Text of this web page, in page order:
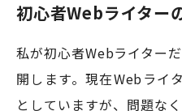
初心者Webライター
私が初心者Webライター
開します。現在Webライ
としていますが、問題な